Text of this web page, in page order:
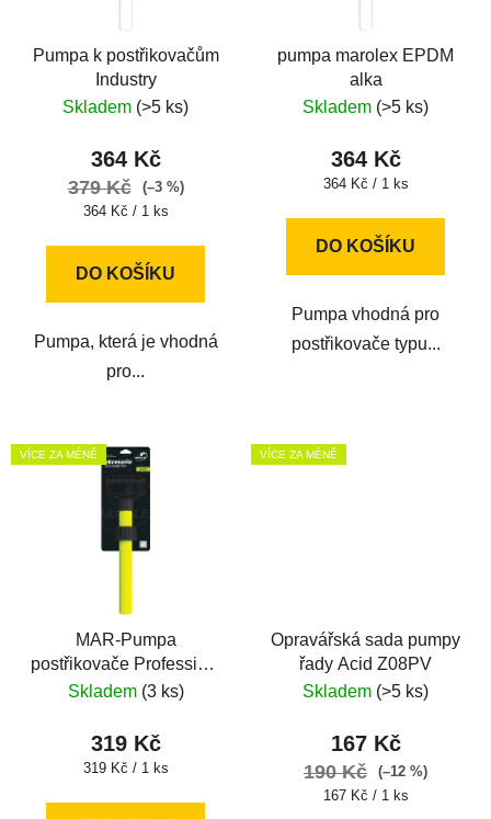
Pumpa k postřikovačům
Industry
Skladem (>5 ks)
364 Kč
379 Kč
(–3 %)
Měrná
364 Kč / 1 ks
DO KOŠÍKU
Pumpa, která je vhodná
pro...
pumpa marolex EPDM
alka
Skladem (>5 ks)
364 Kč
Měrná
364 Kč / 1 ks
DO KOŠÍKU
Pumpa vhodná pro
postřikovače typu...
VÍCE ZA MÉNĚ
MAR-Pumpa
postřikovače Profession,
Hobby, Movi
Skladem (3 ks)
319 Kč
Měrná
319 Kč / 1 ks
VÍCE ZA MÉNĚ
Opravářská sada pumpy
řady Acid Z08PV
Skladem (>5 ks)
167 Kč
190 Kč
(–12 %)
Měrná
167 Kč / 1 ks